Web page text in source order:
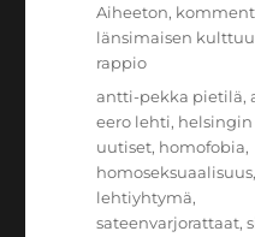
Kategoriat
Aiheeton,
länsimaisen
rappio
Avainsanat
antti-pekka pietilä,
eero lehti, helsingin
uutiset, homofobia,
homoseksuaalisuus,
lehtiyhtymä,
sateenvarjorattaat,